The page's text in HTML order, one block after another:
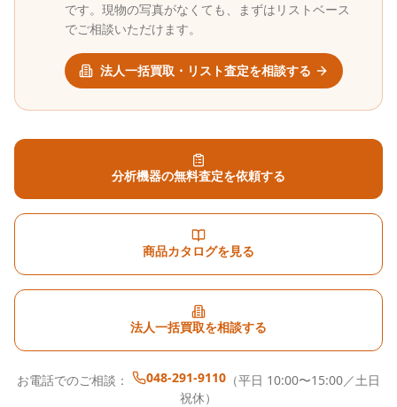
です。現物の写真がなくても、まずはリストベース
でご相談いただけます。
法人一括買取・リスト査定を相談する
分析機器の無料査定を依頼する
商品カタログを見る
法人一括買取を相談する
お電話でのご相談： 048-291-9110 （平日 10:00〜15:00／土日
祝休）